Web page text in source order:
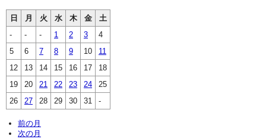
日 月 火 水 木 金
土
-
- - 1 2 3
4
5
6 7 8 9 10
11
12
13 14 15 16 17
18
19
20 21 22 23 24
25
26
27 28 29 30 31 -
前の月
次の月